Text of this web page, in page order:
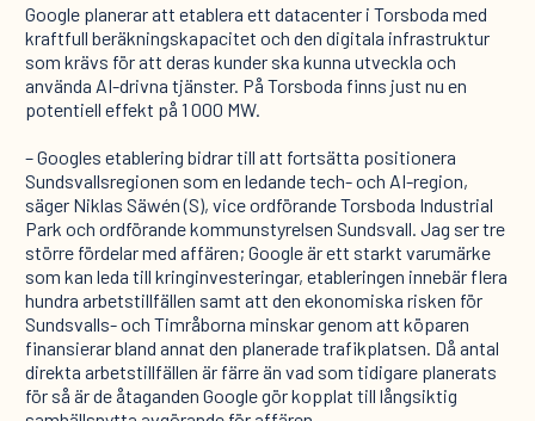
Google planerar att etablera ett datacenter i Torsboda med
kraftfull beräkningskapacitet och den digitala infrastruktur
som krävs för att deras kunder ska kunna utveckla och
använda AI-drivna tjänster. På Torsboda finns just nu en
potentiell effekt på 1 000 MW.
– Googles etablering bidrar till att fortsätta positionera
Sundsvallsregionen som en ledande tech- och AI-region,
säger Niklas Säwén (S), vice ordförande Torsboda Industrial
Park och ordförande kommunstyrelsen Sundsvall. Jag ser tre
större fördelar med affären; Google är ett starkt varumärke
som kan leda till kringinvesteringar, etableringen innebär flera
hundra arbetstillfällen samt att den ekonomiska risken för
Sundsvalls- och Timråborna minskar genom att köparen
finansierar bland annat den planerade trafikplatsen. Då antal
direkta arbetstillfällen är färre än vad som tidigare planerats
för så är de åtaganden Google gör kopplat till långsiktig